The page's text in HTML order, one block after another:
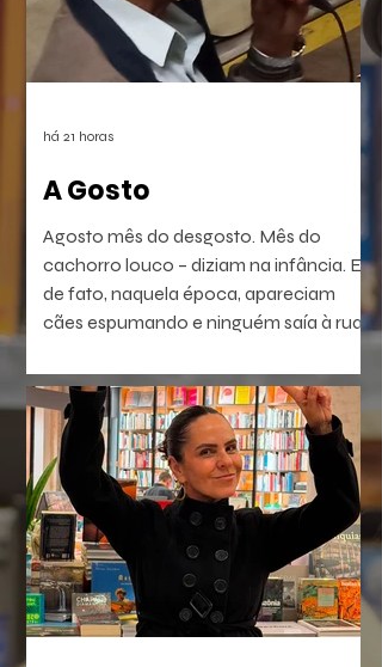
A Gosto
Agosto mês do desgosto. Mês do
cachorro louco – diziam na infância. E
de fato, naquela época, apareciam
cães espumando e ninguém saía à rua.
homem e em bicho. Ou dava. Muitos
têm raiva, ódio, medo. Porém não
dependem do mês em curso.
há 21 horas